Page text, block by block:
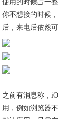
使用的时候占一
你不想接的时候
后，来电后依然
之前有消息称，
用，例如浏览器